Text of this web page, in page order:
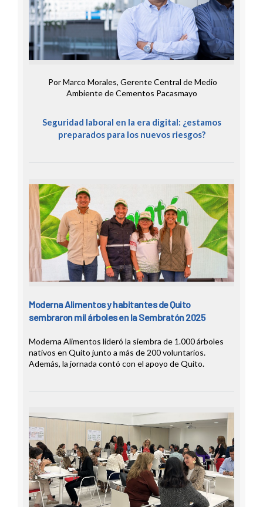
Por Marco Morales, Gerente Central de Medio
Ambiente de Cementos Pacasmayo
Seguridad laboral en la era digital: ¿estamos
preparados para los nuevos riesgos?
Moderna Alimentos y habitantes de Quito
sembraron mil árboles en la Sembratón 2025
Moderna Alimentos lideró la siembra de 1.000 árboles
nativos en Quito junto a más de 200 voluntarios.
Además, la jornada contó con el apoyo de Quito.